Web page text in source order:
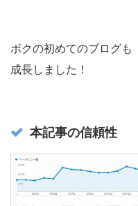
ボクの初めてのブログも
成長しました！
本記事の信頼性